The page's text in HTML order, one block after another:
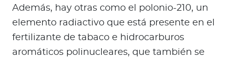
Además, hay otras como el polonio-210, un
elemento radiactivo que está presente en el
fertilizante de tabaco e hidrocarburos
aromáticos polinucleares, que también se